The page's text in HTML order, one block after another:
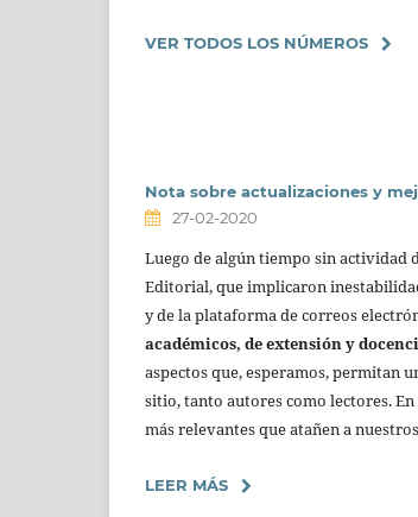
VER TODOS LOS NÚMEROS
Nota sobre actualizaciones y
27-02-2020
Luego de algún tiempo sin actividad
Editorial, que implicaron
y de la plataforma de correos
académicos, de extensión y
aspectos que, esperamos, permitan
sitio, tanto autores como lectores.
más relevantes que atañen a
LEER MÁS